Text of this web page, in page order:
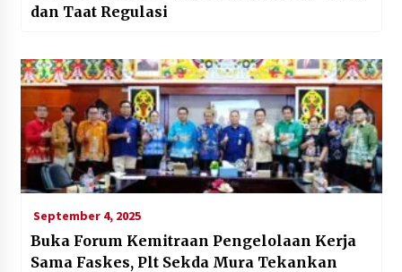
dan Taat Regulasi
September 4, 2025
Buka Forum Kemitraan Pengelolaan Kerja
Sama Faskes, Plt Sekda Mura Tekankan